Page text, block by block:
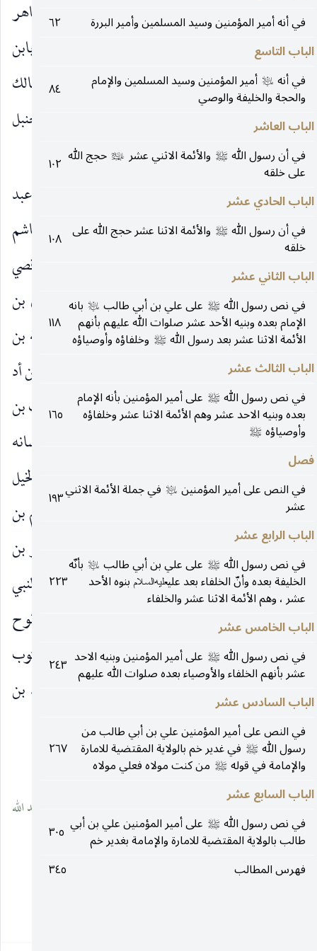
في أنه أمير المؤمنين وسيد المسلمين وأمير البررة
٦٢
الباب التاسع
في أنه عليه‌السلام أمير المؤمنين وسيد المسلمين والإمام
والحجة والخليفة والوصي
٨٤
الباب العاشر
في أن رسول الله صلى‌الله‌عليه‌وآله والأئمة الاثني عشر عليهم‌السلام حجج الله
على خلقه
١٠٢
الباب الحادي عشر
في أن رسول الله صلى‌الله‌عليه‌وآله والأئمة الاثنا عشر حجج الله على
خلقه
١٠٨
الباب الثاني عشر
في نص رسول الله صلى‌الله‌عليه‌وآله على علي بن أبي طالب عليه‌السلام بانه
الإمام بعده وبنيه الأحد عشر صلوات الله عليهم بأنهم
الأئمة الاثنا عشر بعد رسول الله صلى‌الله‌عليه‌وآله وخلفاؤه وأوصياؤه
١١٨
الباب الثالث عشر
في نص رسول الله صلى‌الله‌عليه‌وآله على أمير المؤمنين بأنه الإمام
بعده وبنيه الاحد عشر وهم الأئمة الاثنا عشر وخلفاؤه
وأوصياؤه صلى‌الله‌عليه‌وآله
١٦٥
فصل
في النص على أمير المؤمنين عليه‌السلام في جملة الأئمة الاثني
عشر
١٩٣
الباب الرابع عشر
في نص رسول الله صلى‌الله‌عليه‌وآله على علي بن أبي طالب عليه‌السلام بأنّه
الخليفة بعده وأنّ الخلفاء بعد عليعليه‌السلام بنوه الأحد
عشر ، وهم الأئمة الاثنا عشر والخلفاء
٢٢٣
الباب الخامس عشر
في نص رسول الله صلى‌الله‌عليه‌وآله على أمير المؤمنين وبنيه الاحد
عشر بأنهم الخلفاء والأوصياء بعده صلوات الله عليهم ٢٤٣
الباب السادس عشر
في النص على أمير المؤمنين علي بن أبي طالب من
رسول الله صلى‌الله‌عليه‌وآله في غدير خم بالولاية المقتضية للامارة
والإمامة في قوله صلى‌الله‌عليه‌وآله من كنت مولاه فعلي مولاه
٢٦٧
الباب السابع عشر
في نص رسول الله صلى‌الله‌عليه‌وآله على أمير المؤمنين علي بن أبي
طالب بالولاية المقتضية للامارة والإمامة بغدير خم
٣٠٥
فهرس المطالب
٣٤٥
الجبار بن أحمد بن القاسم الصيرفي ، عن الشيخ أبي طاهر
محمد بن علي بن محمد بن يوسف المقري المعروف بابن
العلاف ، عن أبي بكر أحمد بن جعفر بن حمدان بن مالك
القطيعي ، عن أبي عبد الرّحمن عبد الله بن أحمد بن حنبل
قال : حدثني أبي قال :
علي بن أبي طالب واسم أبي طالب عبد مناف بن عبد
المطلب واسم عبد المطلب شيبة بن هاشم واسم هاشم
عمرو بن عبد مناف واسم عبد مناف المغيرة بن قصي
واسم قصي زيد بن كلاب بن مرة بن كعب بن لوي بن
غالب بن فهر بن مالك بن النضر بن كنانة بن خزيمة بن
مدركة بن الياس بن مضر بن نزار بن معد بن عدنان بن أد
بن أدد بن الهميسع بن يشخب ـ وقيل اشخب ـ بن نبت بن
قيدار بن إسماعيل ، وإسماعيل أول من فتق لسانه
بالعربية المبينة التي نزل بها القرآن ، وأوّل من ركب الخيل
وكانت وحوشا وهو ابن عرق الثرى خليل الله إبراهيم بن
تارخ بن ناخور ـ وقيل التأخر ـ ابن ساروع بن ارغو بن
فارغ وهو قاسم الأرض بين أهلها بن غابر وهو هود النبي
عليه‌السلامبن شالخ بن ارفخشد وهو الراند
بن سام بن نوح
بن لمك وهو في لغة العرب ملكان بن المتوشلخ وهو المثوب
بن اخنح وهو إدريس
النبي بن يرد وهو اليارد بن
مهلائيل بن قينان بن انوش وهو
__________________
(١) الصحيح : (محمد بن المعمر بن أبي الغنائم المعمر بن أحمد أبي عبد الله
الحسيني) كما في عمدة الطالب ص ٣٢٢ ط ايران.